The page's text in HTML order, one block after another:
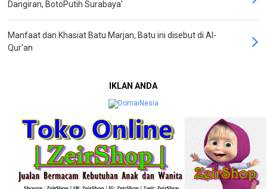
Dangiran, BotoPutih Surabaya'
Manfaat dan Khasiat Batu Marjan, Batu ini disebut di Al-
Qur'an
IKLAN ANDA